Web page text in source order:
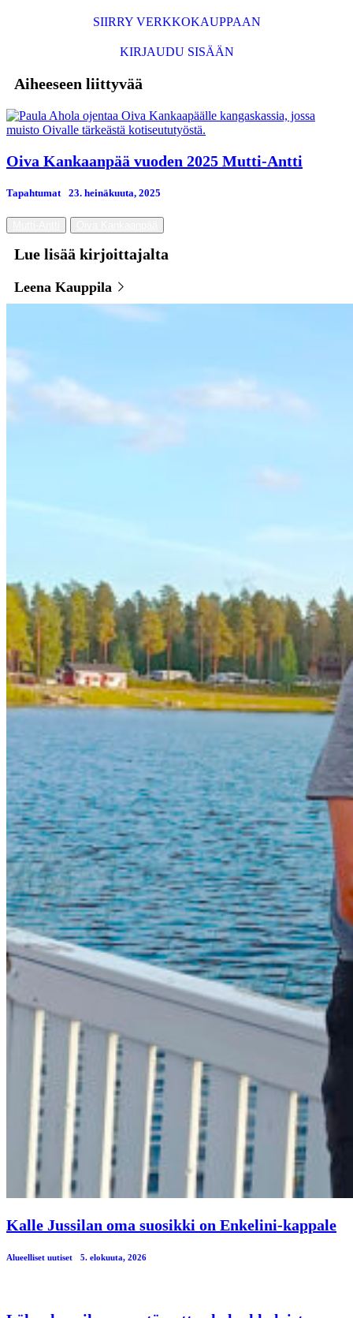
SIIRRY VERKKOKAUPPAAN
KIRJAUDU SISÄÄN
Aiheeseen liittyvää
Oiva Kankaanpää vuoden 2025 Mutti-Antti
Tapahtumat 23. heinäkuuta, 2025
Lue lisää kirjoittajalta
Leena Kauppila
Kalle Jussilan oma suosikki on Enkelini-kappale
Alueelliset uutiset 5. elokuuta, 2026